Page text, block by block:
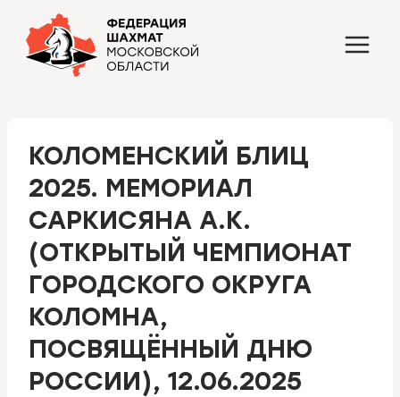
Перейти
содержимому
КОЛОМЕНСКИЙ БЛИЦ
2025. МЕМОРИАЛ
САРКИСЯНА А.К.
(ОТКРЫТЫЙ ЧЕМПИОНАТ
ГОРОДСКОГО ОКРУГА
КОЛОМНА,
ПОСВЯЩЁННЫЙ ДНЮ
РОССИИ), 12.06.2025